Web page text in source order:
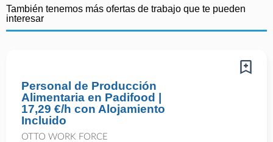
También tenemos más ofertas de trabajo que te pueden
interesar
Personal de Producción
Alimentaria en Padifood |
17,29 €/h con Alojamiento
Incluido
OTTO WORK FORCE